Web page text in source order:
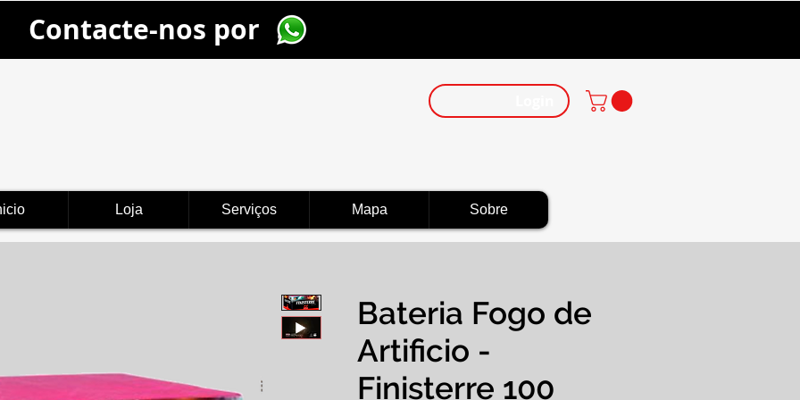
Contacte-nos por
Loja Serviços Mapa Sobre
Bateria Fogo de
Artificio -
Finisterre 100